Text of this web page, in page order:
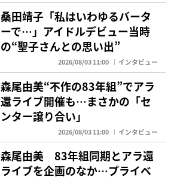
桑田靖子「私はいわゆるバータ
ーで…」アイドルデビュー当時
の“聖子さんとの思い出”
2026/08/03 11:00 インタビュー
森尾由美“不作の83年組”でアラ
還ライブ開催も…まさかの「セ
ンター譲り合い」
2026/08/03 11:00 インタビュー
森尾由美 83年組同期とアラ還
ライブを企画のなか…プライベ